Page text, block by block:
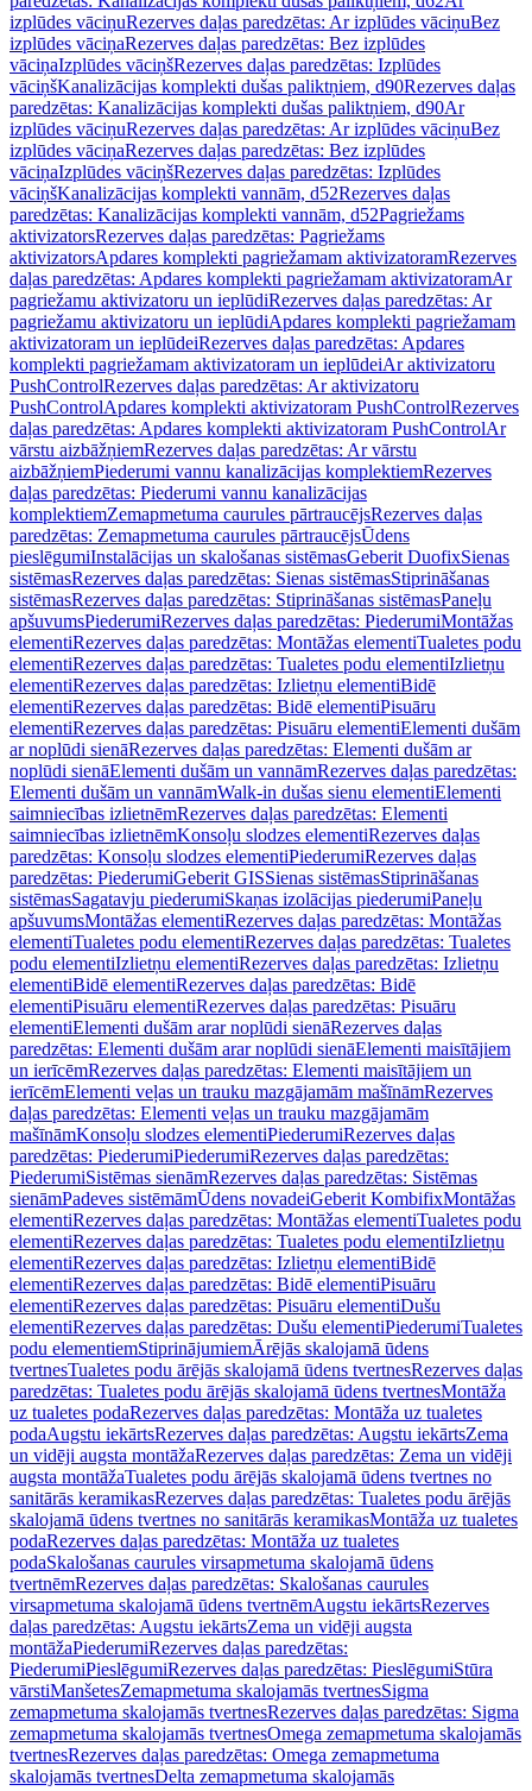
izplūdes vāciņuRezerves daļas paredzētas: Ar izplūdes vāciņuBez
izplūdes vāciņaRezerves daļas paredzētas: Bez izplūdes
vāciņaIzplūdes vāciņšRezerves daļas paredzētas: Izplūdes
vāciņšKanalizācijas komplekti dušas paliktņiem, d90Rezerves daļas
paredzētas: Kanalizācijas komplekti dušas paliktņiem, d90Ar
izplūdes vāciņuRezerves daļas paredzētas: Ar izplūdes vāciņuBez
izplūdes vāciņaRezerves daļas paredzētas: Bez izplūdes
vāciņaIzplūdes vāciņšRezerves daļas paredzētas: Izplūdes
vāciņšKanalizācijas komplekti vannām, d52Rezerves daļas
paredzētas: Kanalizācijas komplekti vannām, d52Pagriežams
aktivizatorsRezerves daļas paredzētas: Pagriežams
aktivizatorsApdares komplekti pagriežamam aktivizatoramRezerves
daļas paredzētas: Apdares komplekti pagriežamam aktivizatoramAr
pagriežamu aktivizatoru un ieplūdiRezerves daļas paredzētas: Ar
pagriežamu aktivizatoru un ieplūdiApdares komplekti pagriežamam
aktivizatoram un ieplūdeiRezerves daļas paredzētas: Apdares
komplekti pagriežamam aktivizatoram un ieplūdeiAr aktivizatoru
PushControlRezerves daļas paredzētas: Ar aktivizatoru
PushControlApdares komplekti aktivizatoram PushControlRezerves
daļas paredzētas: Apdares komplekti aktivizatoram PushControlAr
vārstu aizbāžņiemRezerves daļas paredzētas: Ar vārstu
aizbāžņiemPiederumi vannu kanalizācijas komplektiemRezerves
daļas paredzētas: Piederumi vannu kanalizācijas
komplektiemZemapmetuma caurules pārtraucējsRezerves daļas
paredzētas: Zemapmetuma caurules pārtraucējsŪdens
pieslēgumiInstalācijas un skalošanas sistēmasGeberit DuofixSienas
sistēmasRezerves daļas paredzētas: Sienas sistēmasStiprināšanas
sistēmasRezerves daļas paredzētas: Stiprināšanas sistēmasPaneļu
apšuvumsPiederumiRezerves daļas paredzētas: PiederumiMontāžas
elementiRezerves daļas paredzētas: Montāžas elementiTualetes podu
elementiRezerves daļas paredzētas: Tualetes podu elementiIzlietņu
elementiRezerves daļas paredzētas: Izlietņu elementiBidē
elementiRezerves daļas paredzētas: Bidē elementiPisuāru
elementiRezerves daļas paredzētas: Pisuāru elementiElementi dušām
ar noplūdi sienāRezerves daļas paredzētas: Elementi dušām ar
noplūdi sienāElementi dušām un vannāmRezerves daļas paredzētas:
Elementi dušām un vannāmWalk-in dušas sienu elementiElementi
saimniecības izlietnēmRezerves daļas paredzētas: Elementi
saimniecības izlietnēmKonsoļu slodzes elementiRezerves daļas
paredzētas: Konsoļu slodzes elementiPiederumiRezerves daļas
paredzētas: PiederumiGeberit GISSienas sistēmasStiprināšanas
sistēmasSagatavju piederumiSkaņas izolācijas piederumiPaneļu
apšuvumsMontāžas elementiRezerves daļas paredzētas: Montāžas
elementiTualetes podu elementiRezerves daļas paredzētas: Tualetes
podu elementiIzlietņu elementiRezerves daļas paredzētas: Izlietņu
elementiBidē elementiRezerves daļas paredzētas: Bidē
elementiPisuāru elementiRezerves daļas paredzētas: Pisuāru
elementiElementi dušām arar noplūdi sienāRezerves daļas
paredzētas: Elementi dušām arar noplūdi sienāElementi maisītājiem
un ierīcēmRezerves daļas paredzētas: Elementi maisītājiem un
ierīcēmElementi veļas un trauku mazgājamām mašīnāmRezerves
daļas paredzētas: Elementi veļas un trauku mazgājamām
mašīnāmKonsoļu slodzes elementiPiederumiRezerves daļas
paredzētas: PiederumiPiederumiRezerves daļas paredzētas:
PiederumiSistēmas sienāmRezerves daļas paredzētas: Sistēmas
sienāmPadeves sistēmāmŪdens novadeiGeberit KombifixMontāžas
elementiRezerves daļas paredzētas: Montāžas elementiTualetes podu
elementiRezerves daļas paredzētas: Tualetes podu elementiIzlietņu
elementiRezerves daļas paredzētas: Izlietņu elementiBidē
elementiRezerves daļas paredzētas: Bidē elementiPisuāru
elementiRezerves daļas paredzētas: Pisuāru elementiDušu
elementiRezerves daļas paredzētas: Dušu elementiPiederumiTualetes
podu elementiemStiprinājumiemĀrējās skalojamā ūdens
tvertnesTualetes podu ārējās skalojamā ūdens tvertnesRezerves daļas
paredzētas: Tualetes podu ārējās skalojamā ūdens tvertnesMontāža
uz tualetes podaRezerves daļas paredzētas: Montāža uz tualetes
podaAugstu iekārtsRezerves daļas paredzētas: Augstu iekārtsZema
un vidēji augsta montāžaRezerves daļas paredzētas: Zema un vidēji
augsta montāžaTualetes podu ārējās skalojamā ūdens tvertnes no
sanitārās keramikasRezerves daļas paredzētas: Tualetes podu ārējās
skalojamā ūdens tvertnes no sanitārās keramikasMontāža uz tualetes
podaRezerves daļas paredzētas: Montāža uz tualetes
podaSkalošanas caurules virsapmetuma skalojamā ūdens
tvertnēmRezerves daļas paredzētas: Skalošanas caurules
virsapmetuma skalojamā ūdens tvertnēmAugstu iekārtsRezerves
daļas paredzētas: Augstu iekārtsZema un vidēji augsta
montāžaPiederumiRezerves daļas paredzētas:
PiederumiPieslēgumiRezerves daļas paredzētas: PieslēgumiStūra
vārstiManšetesZemapmetuma skalojamās tvertnesSigma
zemapmetuma skalojamās tvertnesRezerves daļas paredzētas: Sigma
zemapmetuma skalojamās tvertnesOmega zemapmetuma skalojamās
tvertnesRezerves daļas paredzētas: Omega zemapmetuma
skalojamās tvertnesDelta zemapmetuma skalojamās